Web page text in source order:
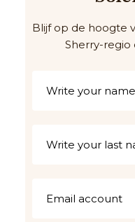
Blijf op de hoogte
Sherry-